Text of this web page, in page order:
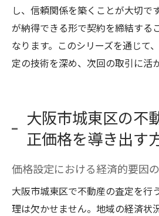
し、信頼関係を築くことが大切で
が納得できる形で契約を締結する
なります。このシリーズを通じて
定の技術を深め、次回の取引に活
大阪市城東区の不
正価格を導き出す
価格設定における経済的要因
大阪市城東区で不動産の査定を行
理は欠かせません。地域の経済状